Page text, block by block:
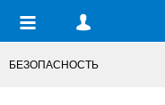
БЕЗОПАСНОСТЬ